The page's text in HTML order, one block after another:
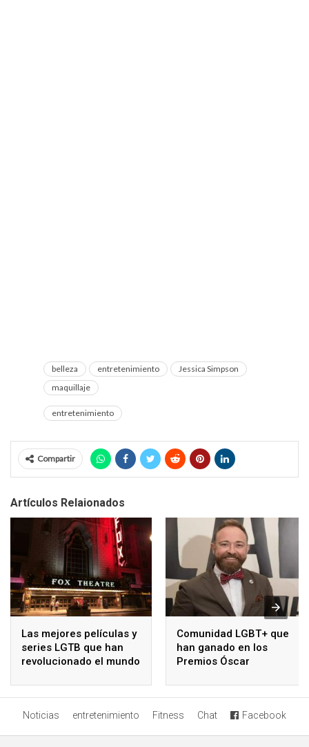
belleza entretenimiento
Jessica Simpson
maquillaje
entretenimiento
Compartir
Artículos Relaionados
Las mejores películas y
series LGTB que han
revolucionado el mundo
Comunidad LGBT+ que
han ganado en los
Premios Óscar
Noticias entretenimiento Fitness Chat Facebook